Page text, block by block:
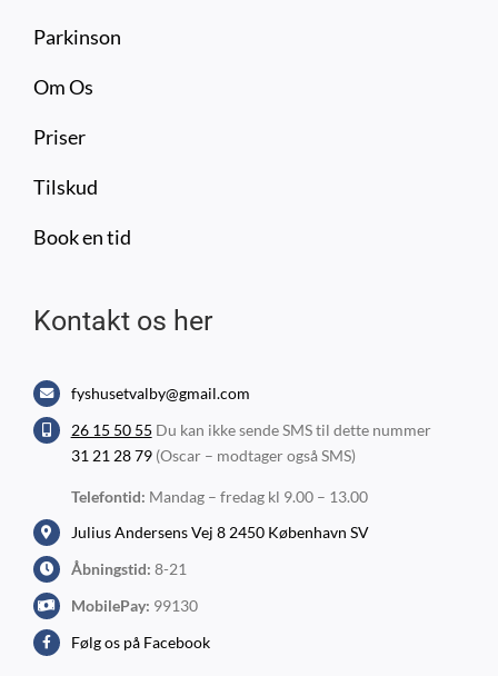
Parkinson
Om Os
Priser
Tilskud
Book en tid
Kontakt os her
fyshusetvalby@gmail.com
26 15 50 55 Du kan ikke sende SMS til dette nummer
31 21 28 79(Oscar – modtager også SMS)
Telefontid: Mandag – fredag kl 9.00 – 13.00
Julius Andersens Vej 8 2450 København SV
Åbningstid: 8-21
MobilePay: 99130
Følg os på Facebook